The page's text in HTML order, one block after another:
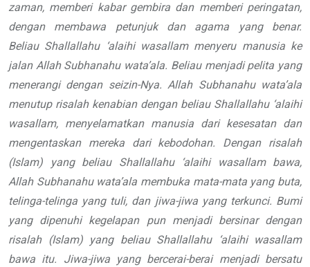
zaman, memberi kabar gembira dan memberi peringatan,
dengan membawa
petunjuk dan agama yang benar.
Beliau Shallallahu ‘alaihi wasallam menyeru manusia ke
jalan Allah Subhanahu wata’ala. Beliau menjadi pelita yang
menerangi dengan seizin-Nya. Allah Subhanahu wata’ala
menutup risalah kenabian dengan beliau Shallallahu ‘alaihi
wasallam, menyelamatkan manusia dari kesesatan dan
mengentaskan mereka
dari kebodohan. Dengan risalah
(Islam)
yang beliau Shallallahu ‘alaihi wasallam
bawa,
Allah Subhanahu wata’ala membuka mata-mata yang buta,
telinga-telinga yang tuli, dan jiwa-jiwa yang terkunci. Bumi
yang dipenuhi kegelapan pun
menjadi bersinar dengan
risalah (Islam)
yang beliau Shallallahu ‘alaihi wasallam
bawa itu. Jiwa-jiwa yang bercerai-berai menjadi bersatu